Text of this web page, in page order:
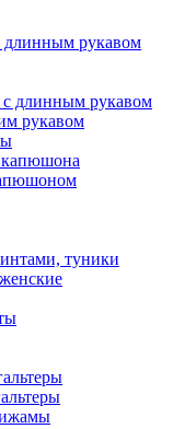
длинным рукавом
длинным рукавом
рукавом
капюшона
туники